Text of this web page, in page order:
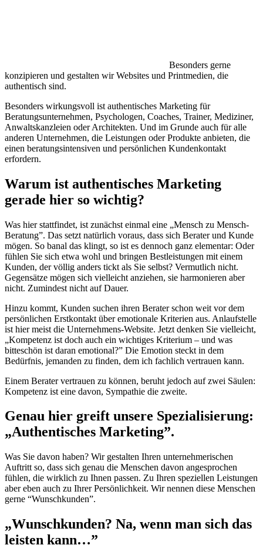
Besonders gerne
konzipieren und gestalten wir Websites und Printmedien, die
authentisch sind.
Besonders wirkungsvoll ist authentisches Marketing für
Beratungsunternehmen, Psychologen, Coaches, Trainer, Mediziner,
Anwaltskanzleien oder Architekten. Und im Grunde auch für alle
anderen Unternehmen, die Leistungen oder Produkte anbieten, die
einen beratungsintensiven und persönlichen Kundenkontakt
erfordern.
Warum ist authentisches Marketing
gerade hier so wichtig?
Was hier stattfindet, ist zunächst einmal eine „Mensch zu Mensch-
Beratung”. Das setzt natürlich voraus, dass sich Berater und Kunde
mögen. So banal das klingt, so ist es dennoch ganz elementar: Oder
fühlen Sie sich etwa wohl und bringen Bestleistungen mit einem
Kunden, der völlig anders tickt als Sie selbst? Vermutlich nicht.
Gegensätze mögen sich vielleicht anziehen, sie harmonieren aber
nicht. Zumindest nicht auf Dauer.
Hinzu kommt, Kunden suchen ihren Berater schon weit vor dem
persönlichen Erstkontakt über emotionale Kriterien aus. Anlaufstelle
ist hier meist die Unternehmens-Website. Jetzt denken Sie vielleicht,
„Kompetenz ist doch auch ein wichtiges Kriterium – und was
bitteschön ist daran emotional?” Die Emotion steckt in dem
Bedürfnis, jemanden zu finden, dem ich fachlich vertrauen kann.
Einem Berater vertrauen zu können, beruht jedoch auf zwei Säulen:
Kompetenz ist eine davon, Sympathie die zweite.
Genau hier greift unsere Spezialisierung:
„Authentisches Marketing”.
Was Sie davon haben? Wir gestalten Ihren unternehmerischen
Auftritt so, dass sich genau die Menschen davon angesprochen
fühlen, die wirklich zu Ihnen passen. Zu Ihren speziellen Leistungen
aber eben auch zu Ihrer Persönlichkeit. Wir nennen diese Menschen
gerne “Wunschkunden”.
„Wunschkunden? Na, wenn man sich das
leisten kann…”